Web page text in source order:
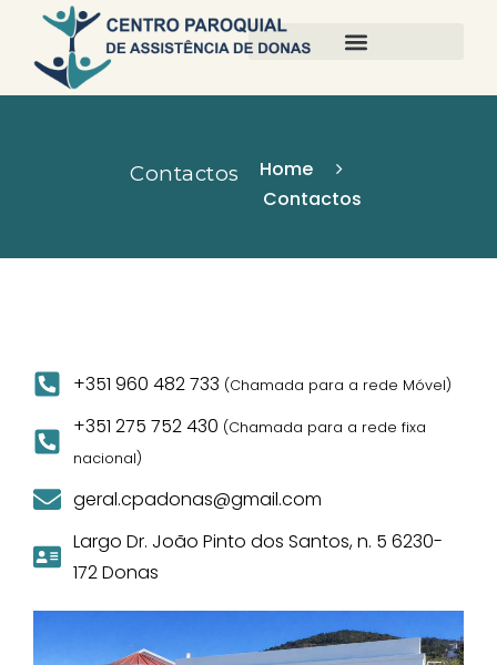
Contactos
Home
Contactos
+351 960 482 733 (Chamada para a rede Móvel)
+351 275 752 430 (Chamada para a rede fixa
nacional)
geral.cpadonas@gmail.com
Largo Dr. João Pinto dos Santos, n. 5 6230-
172 Donas